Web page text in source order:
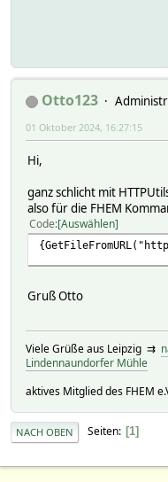
Otto123
01 Oktober 2024, 16:27:15
Hi,
ganz schlicht mit
also für die FHEM
Code Auswählen
Gruß Otto
Viele Grüße aus Leipzig ⇉
Lindennaundorfer Mühle
aktives Mitglied des FHEM
NACH OBEN Seiten 1